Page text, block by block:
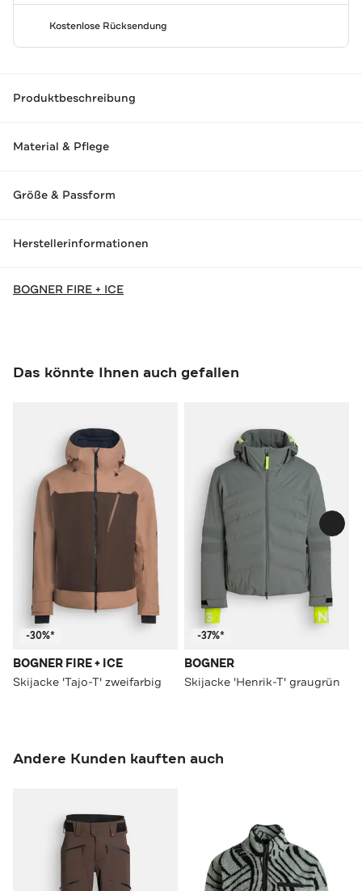
Kostenlose Rücksendung
Produktbeschreibung
Material & Pflege
Größe & Passform
Herstellerinformationen
BOGNER FIRE + ICE
Das könnte Ihnen auch gefallen
-30%*
BOGNER FIRE + ICE
Skijacke 'Tajo-T' zweifarbig
-37%*
BOGNER
Skijacke 'Henrik-T' graugrün
Andere Kunden kauften auch